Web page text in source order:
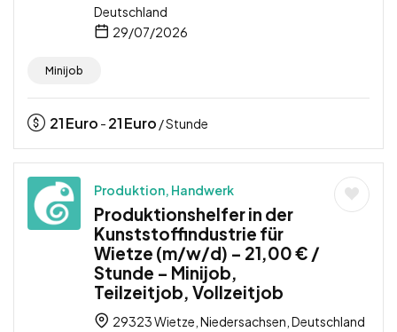
Deutschland
29/07/2026
Minijob
21Euro - 21Euro / Stunde
Produktion, Handwerk
Produktionshelfer in der
Kunststoffindustrie für
Wietze (m/w/d) – 21,00 € /
Stunde – Minijob,
Teilzeitjob, Vollzeitjob
29323 Wietze, Niedersachsen, Deutschland